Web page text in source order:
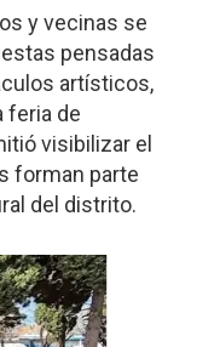
y vecinas se
pensadas
artísticos,
feria de
visibilizar el
forman parte
del distrito.